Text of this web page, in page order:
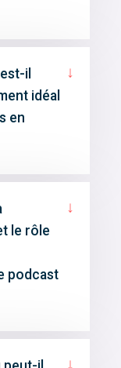
il
idéal
en
↓
le rôle
podcast
↓
↓